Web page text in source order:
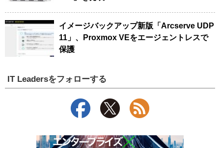
イメージバックアップ新版「Arcserve UDP
11」、Proxmox VEをエージェントレスで
保護
IT Leadersをフォローする